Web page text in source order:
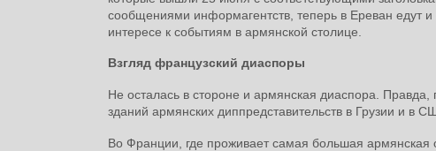
сообщениями информагентств, теперь в Ереван едут
интересе к событиям в армянской столице.
Взгляд французский диаспоры
Не осталась в стороне и армянская диаспора.
зданий армянских диппредставительств в Грузии и в
Во Франции, где проживает самая большая